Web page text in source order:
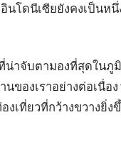
โดนีเซียยังคงเป็นห
าจับตามองที่สุดในภู
นของเราอย่างต่อเนื่
เที่ยวที่กว้างขวางยิ่